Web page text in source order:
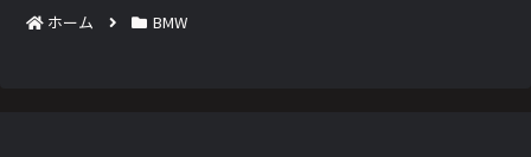
ホーム BMW